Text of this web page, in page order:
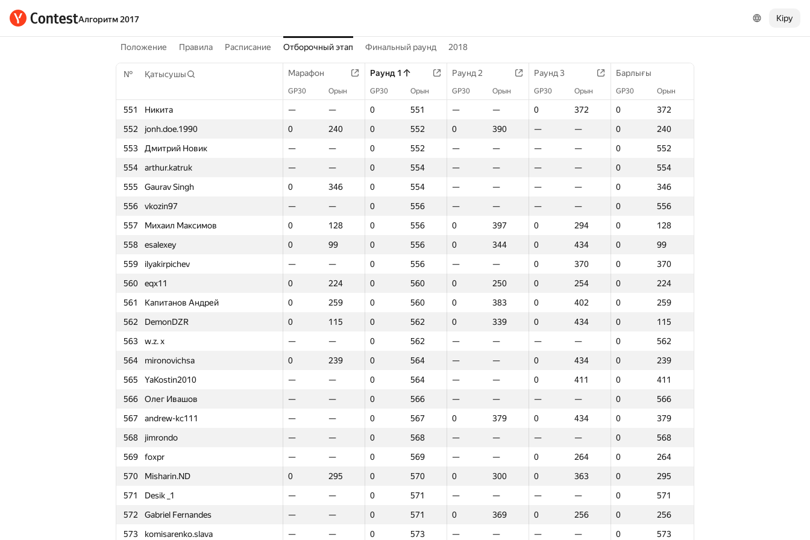
Алгоритм 2017 Кіру
Положение Правила Расписание Отборочный этап Финальный раунд 2018
№ Қатысушы Марафон Раунд 1 Раунд 2 Раунд 3 Барлығы
GP30 Орын GP30 Орын GP30 Орын GP30 Орын GP30 Орын
551 Никита — — 0 551 — — 0 372 0
372
552
jonh.doe.1990 0 240 0 552 0 390 — — 0
240
553
Дмитрий Новик — — 0 552 — — — — 0
552
554
arthur.katruk — — 0 554 — — — — 0
554
555
Gaurav Singh 0 346 0 554 — — — — 0
346
556
vkozin97 — — 0 556 — — — — 0
556
557
Михаил Максимов 0 128 0 556 0 397 0 294 0
128
558
esalexey 0 99 0 556 0 344 0 434 0
99
559
ilyakirpichev — — 0 556 — — 0 370 0
370
560
eqx11 0 224 0 560 0 250 0 254 0
224
561
Капитанов Андрей 0 259 0 560 0 383 0 402 0
259
562
DemonDZR 0 115 0 562 0 339 0 434 0
115
563
w.z. x — — 0 562 — — — — 0
562
564
mironovichsa 0 239 0 564 — — 0 434 0
239
565
YaKostin2010 — — 0 564 — — 0 411 0
411
566
Олег Ивашов — — 0 566 — — — — 0
566
567
andrew-kc111 — — 0 567 0 379 0 434 0
379
568
jimrondo — — 0 568 — — — — 0
568
569
foxpr — — 0 569 — — 0 264 0
264
570
Misharin.ND 0 295 0 570 0 300 0 363 0
295
571
Desik _1 — — 0 571 — — — — 0
571
572
Gabriel Fernandes — — 0 571 0 369 0 256 0
256
573
komisarenko.slava — — 0 573 — — — — 0
573
№ Қатысушы Раунд 1 Раунд 2 Раунд 3 Барлығы
GP30 Орын GP30 Орын